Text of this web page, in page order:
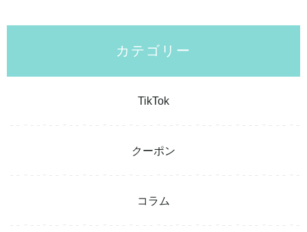
カテゴリー
TikTok
クーポン
コラム